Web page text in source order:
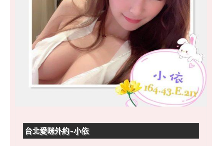
台北愛咪外約-小依